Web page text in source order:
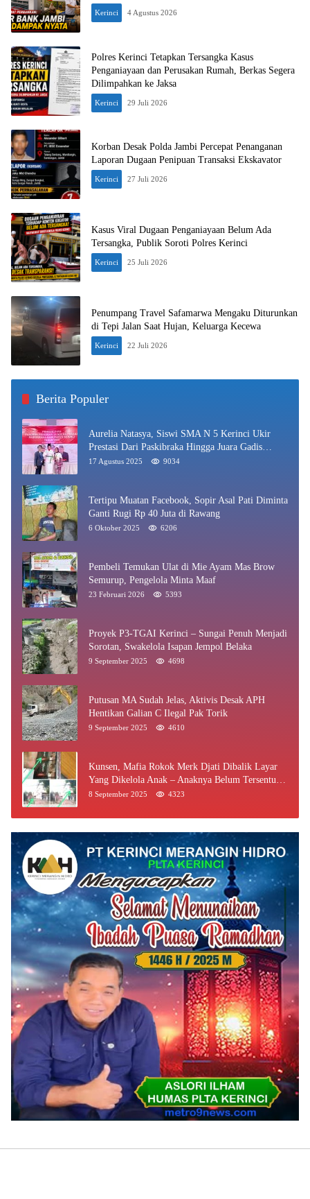
Kerinci 4 Agustus 2026
Polres Kerinci Tetapkan Tersangka Kasus
Penganiayaan dan Perusakan Rumah, Berkas Segera
Dilimpahkan ke Jaksa
Kerinci 29 Juli 2026
Korban Desak Polda Jambi Percepat Penanganan
Laporan Dugaan Penipuan Transaksi Ekskavator
Kerinci 27 Juli 2026
Kasus Viral Dugaan Penganiayaan Belum Ada
Tersangka, Publik Soroti Polres Kerinci
Kerinci 25 Juli 2026
Penumpang Travel Safamarwa Mengaku Diturunkan
di Tepi Jalan Saat Hujan, Keluarga Kecewa
Kerinci 22 Juli 2026
Berita Populer
Aurelia Natasya, Siswi SMA N 5 Kerinci Ukir
Prestasi Dari Paskibraka Hingga Juara Gadis
Kerinci 2025
17 Agustus 2025 9034
Tertipu Muatan Facebook, Sopir Asal Pati Diminta
Ganti Rugi Rp 40 Juta di Rawang
6 Oktober 2025 6206
Pembeli Temukan Ulat di Mie Ayam Mas Brow
Semurup, Pengelola Minta Maaf
23 Februari 2026 5393
Proyek P3-TGAI Kerinci – Sungai Penuh Menjadi
Sorotan, Swakelola Isapan Jempol Belaka
9 September 2025 4698
Putusan MA Sudah Jelas, Aktivis Desak APH
Hentikan Galian C Ilegal Pak Torik
9 September 2025 4610
Kunsen, Mafia Rokok Merk Djati Dibalik Layar
Yang Dikelola Anak – Anaknya Belum Tersentuh
Bea Cukai Jambi
8 September 2025 4323